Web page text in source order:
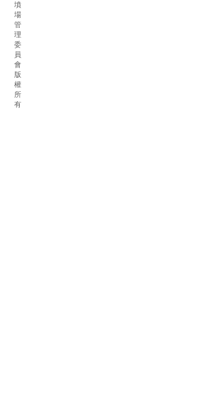
墳
場
管
理
委
員
會
版
權
所
有